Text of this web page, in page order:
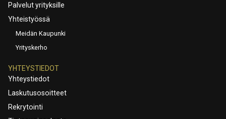
Palvelut yrityksille
Yhteistyössä
Meidän Kaupunki
Yrityskerho
YHTEYSTIEDOT
Yhteystiedot
Laskutusosoitteet
Rekrytointi